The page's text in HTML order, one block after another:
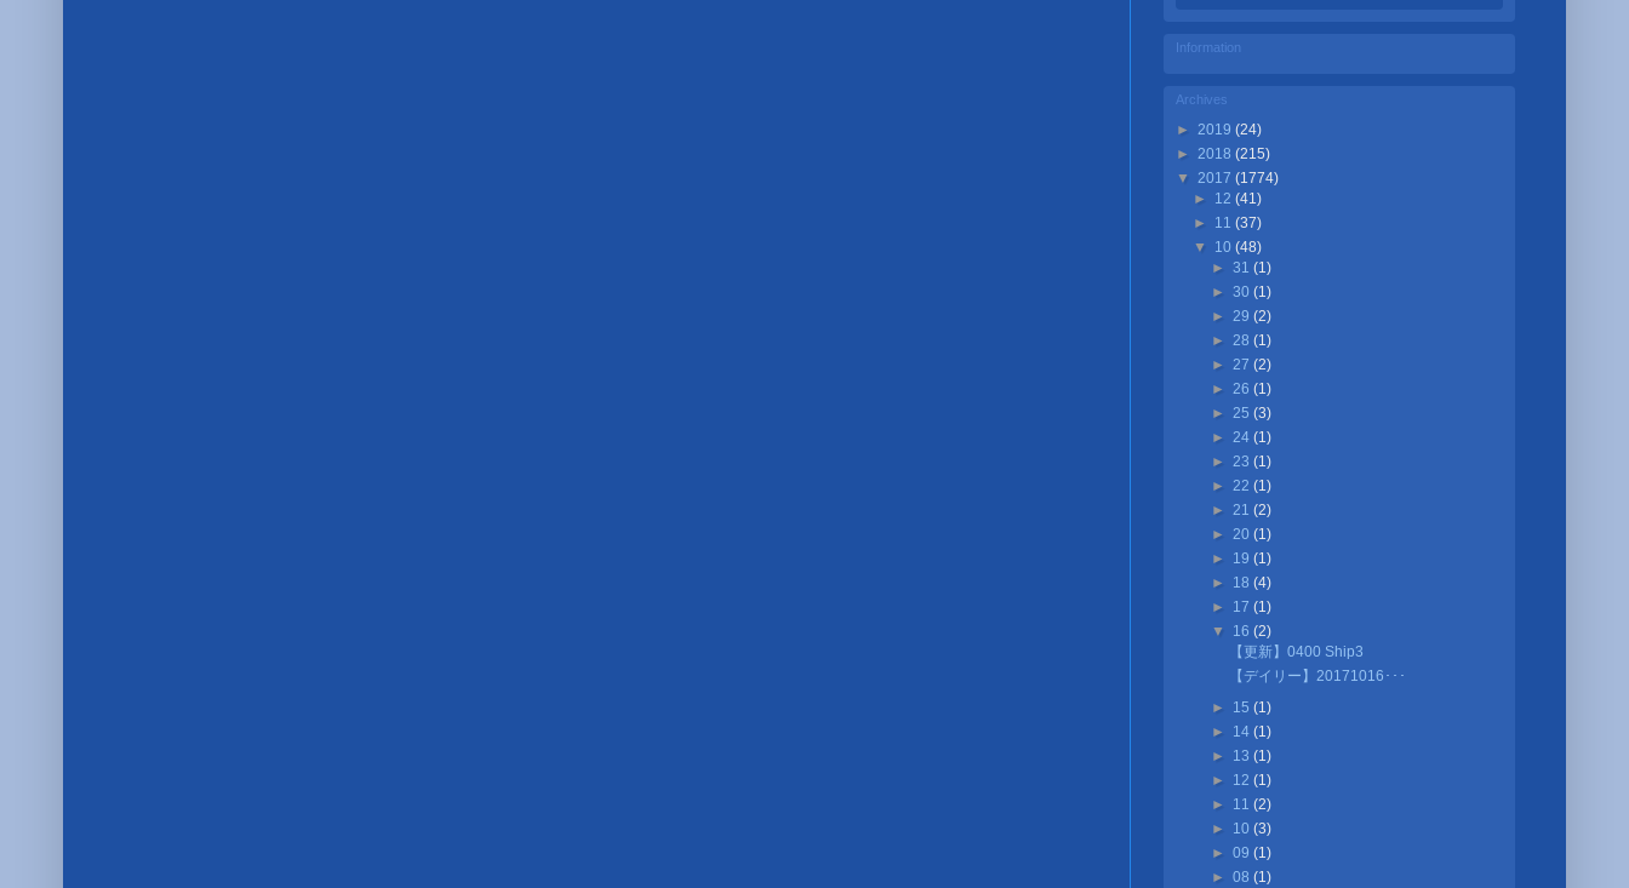
Information
Archives
► 2019 (24)
► 2018 (215)
▼ 2017 (1774)
► 12(41)
► 11(37)
▼ 10(48)
► 31 (1)
► 30 (1)
► 29 (2)
► 28 (1)
► 27 (2)
► 26 (1)
► 25 (3)
► 24 (1)
► 23 (1)
► 22 (1)
► 21 (2)
► 20 (1)
► 19 (1)
► 18 (4)
► 17 (1)
▼ 16 (2)
【更新】0400 Ship3
【デイリー】20171016･･･
► 15 (1)
► 14 (1)
► 13 (1)
► 12 (1)
► 11 (2)
► 10 (3)
► 09 (1)
► 08 (1)